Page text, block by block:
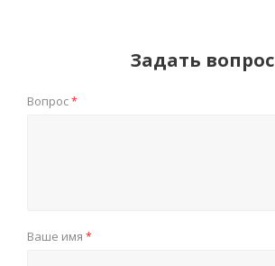
Задать вопрос
Вопрос*
Ваше имя *